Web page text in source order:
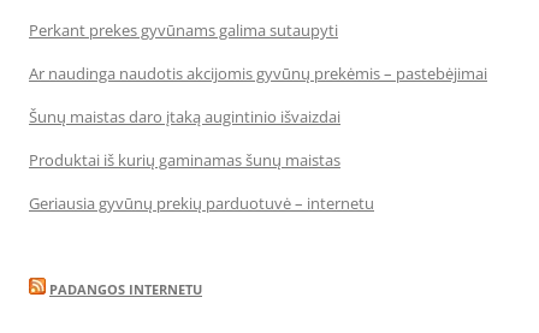
Perkant prekes gyvūnams galima sutaupyti
Ar naudinga naudotis akcijomis gyvūnų prekėmis – pastebėjimai
Šunų maistas daro įtaką augintinio išvaizdai
Produktai iš kurių gaminamas šunų maistas
Geriausia gyvūnų prekių parduotuvė – internetu
PADANGOS INTERNETU